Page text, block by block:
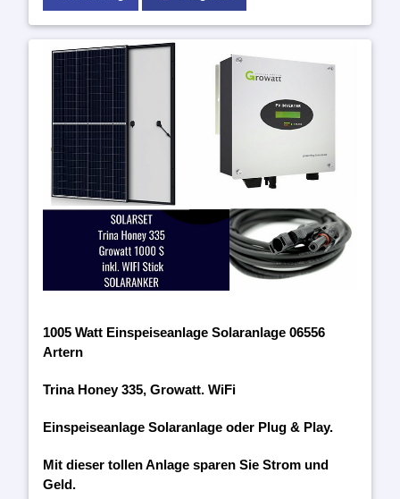
1005 Watt Einspeiseanlage Solaranlage 06556
Artern
Trina Honey 335, Growatt. WiFi
Einspeiseanlage Solaranlage oder Plug & Play.
Mit dieser tollen Anlage sparen Sie Strom und
Geld.